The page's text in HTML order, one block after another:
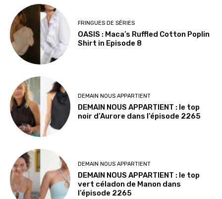
FRINGUES DE SÉRIES
OASIS : Maca’s Ruffled Cotton Poplin
Shirt in Episode 8
DEMAIN NOUS APPARTIENT
DEMAIN NOUS APPARTIENT : le top
noir d’Aurore dans l’épisode 2265
DEMAIN NOUS APPARTIENT
DEMAIN NOUS APPARTIENT : le top
vert céladon de Manon dans
l’épisode 2265